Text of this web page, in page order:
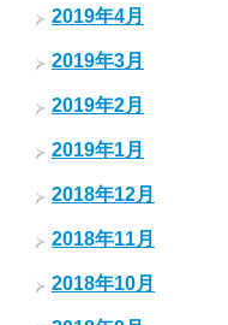
2019年4月
2019年3月
2019年2月
2019年1月
2018年12月
2018年11月
2018年10月